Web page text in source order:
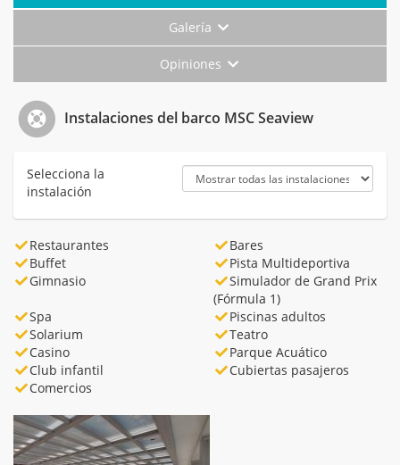
Galería
Opiniones
Instalaciones del barco MSC Seaview
Selecciona la
instalación
Restaurantes
Bares
Buffet
Pista Multideportiva
Gimnasio
Simulador de Grand Prix
(Fórmula 1)
Spa
Piscinas adultos
Solarium
Teatro
Casino
Parque Acuático
Club infantil
Cubiertas pasajeros
Comercios